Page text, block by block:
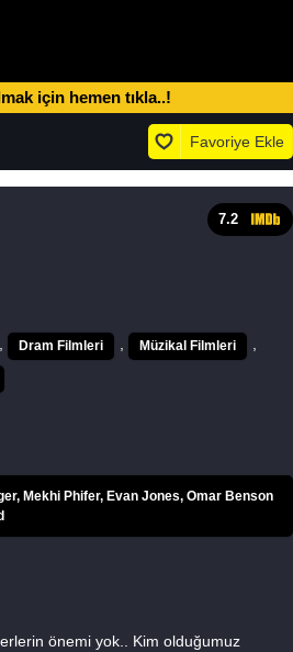
için hemen tıkla..!
Favoriye Ekle
7.2
Dram Filmleri Müzikal Filmleri
Mekhi Phifer, Evan Jones, Omar Benson
önemi yok.. Kim olduğumuz